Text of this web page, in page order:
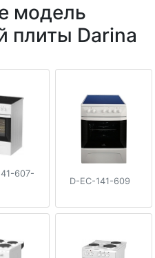
модель
плиты Darina
607-
D-EC-141-609